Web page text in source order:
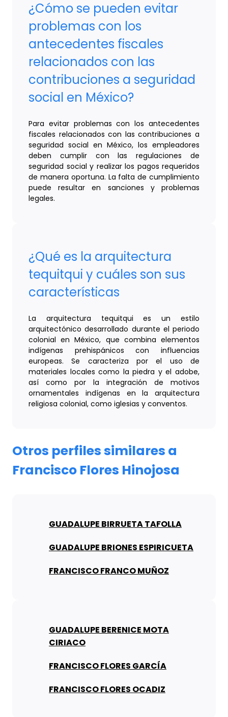
¿Cómo se pueden evitar
problemas con los
antecedentes fiscales
relacionados con las
contribuciones a seguridad
social en México?
Para evitar problemas con los antecedentes
fiscales relacionados con las contribuciones a
seguridad social en México, los empleadores
deben cumplir con las regulaciones de
seguridad social y realizar los pagos requeridos
de manera oportuna. La falta de cumplimiento
puede resultar en sanciones y problemas
legales.
¿Qué es la arquitectura
tequitqui y cuáles son sus
características
La arquitectura tequitqui es un estilo
arquitectónico desarrollado durante el periodo
colonial en México, que combina elementos
indígenas prehispánicos con influencias
europeas. Se caracteriza por el uso de
materiales locales como la piedra y el adobe,
así como por la integración de motivos
ornamentales indígenas en la arquitectura
religiosa colonial, como iglesias y conventos.
Otros perfiles similares a
Francisco Flores Hinojosa
GUADALUPE BIRRUETA TAFOLLA
GUADALUPE BRIONES ESPIRICUETA
FRANCISCO FRANCO MUÑOZ
GUADALUPE BERENICE MOTA
CIRIACO
FRANCISCO FLORES GARCÍA
FRANCISCO FLORES OCADIZ